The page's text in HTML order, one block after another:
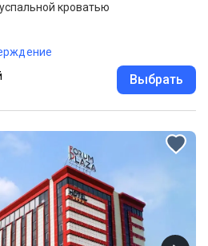
кроватью
Выбрать